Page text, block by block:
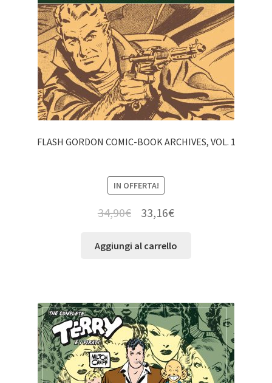
FLASH GORDON COMIC-BOOK ARCHIVES, VOL. 1
IN OFFERTA!
34,90€ 33,16€
Aggiungi al carrello